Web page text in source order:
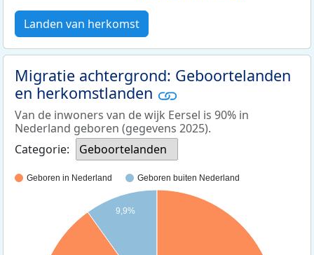
Landen van herkomst
Migratie achtergrond: Geboortelanden
en herkomstlanden
Van de inwoners van de wijk Eersel is 90% in
Nederland geboren (gegevens 2025).
Categorie:
Geboortelanden
Geboren in Nederland Geboren buiten Nederland
9,9%